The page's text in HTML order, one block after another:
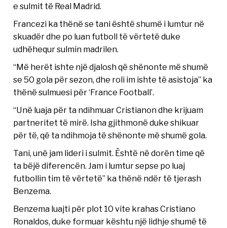
e sulmit të Real Madrid.
Francezi ka thënë se tani është shumë i lumtur në
skuadër dhe po luan futboll të vërtetë duke
udhëhequr sulmin madrilen.
“Më herët ishte një djalosh që shënonte më shumë
se 50 gola për sezon, dhe roli im ishte të asistoja” ka
thënë sulmuesi për ‘France Football’.
“Unë luaja për ta ndihmuar Cristianon dhe krijuam
partneritet të mirë. Isha gjithmonë duke shikuar
për të, që ta ndihmoja të shënonte më shumë gola.
Tani, unë jam lideri i sulmit. Është në dorën time që
ta bëjë diferencën. Jam i lumtur sepse po luaj
futbollin tim të vërtetë” ka thënë ndër të tjerash
Benzema.
Benzema luajti për plot 10 vite krahas Cristiano
Ronaldos, duke formuar kështu një lidhje shumë të